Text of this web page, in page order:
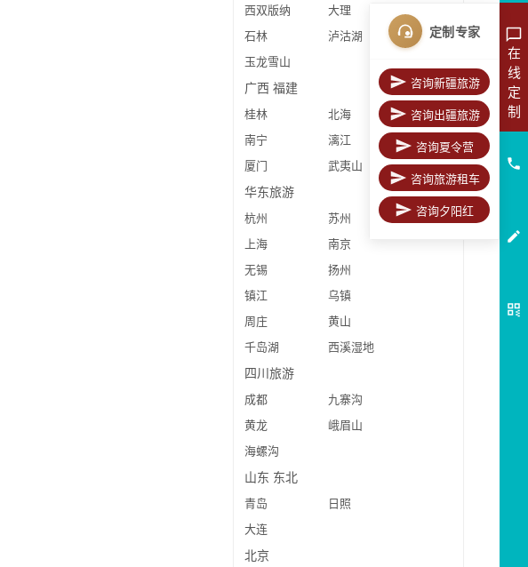
西双版纳
大理
石林
泸沽湖
玉龙雪山
广西 福建
桂林
北海
南宁
漓江
厦门
武夷山
华东旅游
杭州
苏州
上海
南京
无锡
扬州
镇江
乌镇
周庄
黄山
千岛湖
西溪湿地
四川旅游
成都
九寨沟
黄龙
峨眉山
海螺沟
山东 东北
青岛
日照
大连
北京
在
线
定
制
定制专家
咨询新疆旅游
咨询出疆旅游
咨询夏令营
咨询旅游租车
咨询夕阳红